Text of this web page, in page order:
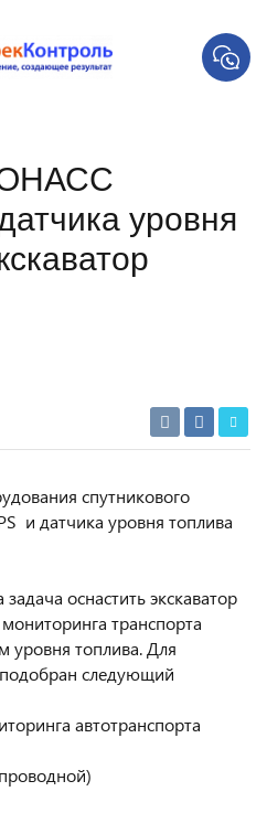
уровня
спутникового
и датчика уровня топлива
оснастить экскаватор
транспорта
уровня топлива. Для
следующий
автотранспорта